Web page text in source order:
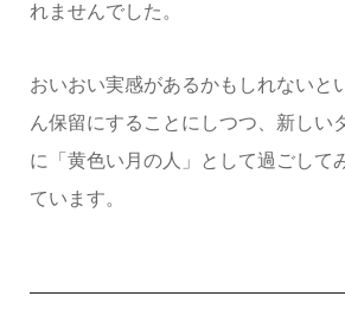
れませんでした。
おいおい実感があるかもしれないと
ん保留にすることにしつつ、新しい
に「黄色い月の人」として過ごして
ています。